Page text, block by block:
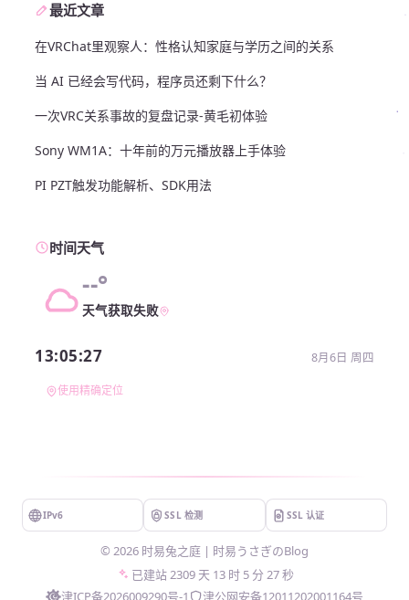
最近文章
在VRChat里观察人：性格认知家庭与学历之间的关系
当 AI 已经会写代码，程序员还剩下什么？
一次VRC关系事故的复盘记录-黄毛初体验
Sony WM1A：十年前的万元播放器上手体验
PI PZT触发功能解析、SDK用法
时间天气
--°
天气获取失败
13:05:27 8月6日 周四
使用精确定位
IPv6 SSL 检测 SSL 认证
© 2026 时易兔之庭 | 时易うさぎのBlog
已建站2309 天 13 时 5 分 27 秒
津ICP备2026009290号-1
津公网安备12011202001164号